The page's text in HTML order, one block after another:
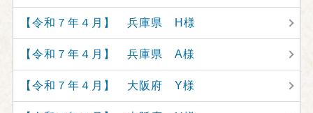
【令和７年４月】 兵庫県 H様
【令和７年４月】 兵庫県 A様
【令和７年４月】 大阪府 Y様